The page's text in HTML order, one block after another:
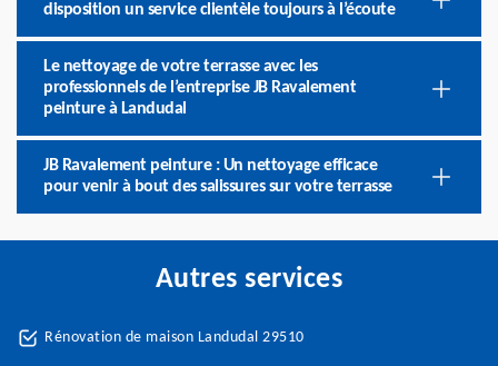
disposition un service clientèle toujours à l’écoute
Le nettoyage de votre terrasse avec les
professionnels de l’entreprise JB Ravalement
peinture à Landudal
JB Ravalement peinture : Un nettoyage efficace
pour venir à bout des salissures sur votre terrasse
Autres services
Rénovation de maison Landudal 29510